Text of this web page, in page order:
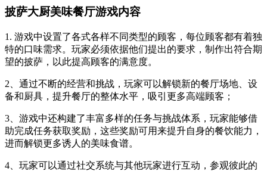
披萨大厨美味餐厅游戏内容
1. 游戏中设置了各式各样不同类型的顾客，每位顾客都有着独
特的口味需求。玩家必须依据他们提出的要求，制作出符合期
望的披萨，以此提高顾客的满意度。
2、通过不断的经营和挑战，玩家可以解锁新的餐厅场地、设
备和厨具，提升餐厅的整体水平，吸引更多高端顾客；
3、游戏中还构建了丰富多样的任务与挑战体系，玩家能够借
助完成任务获取奖励，这些奖励可用来提升自身的餐饮能力，
进而解锁更多诱人的美味食谱。
4、玩家可以通过社交系统与其他玩家进行互动，参观彼此的